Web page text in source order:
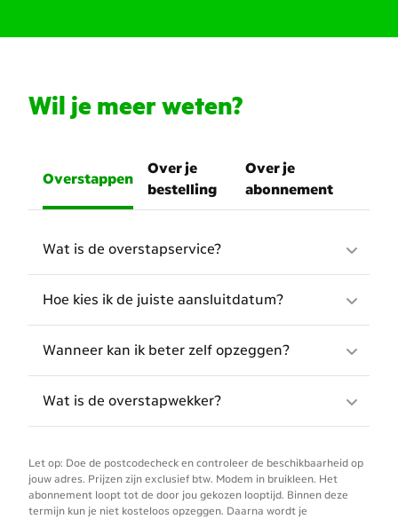
Wil je meer weten?
Overstappen
Over je
bestelling
Over je
abonnement
Wat is de overstapservice?
Hoe kies ik de juiste aansluitdatum?
Wanneer kan ik beter zelf opzeggen?
Wat is de overstapwekker?
Let op: Doe de postcodecheck en controleer de beschikbaarheid op
jouw adres. Prijzen zijn exclusief btw. Modem in bruikleen. Het
abonnement loopt tot de door jou gekozen looptijd. Binnen deze
termijn kun je niet kosteloos opzeggen. Daarna wordt je